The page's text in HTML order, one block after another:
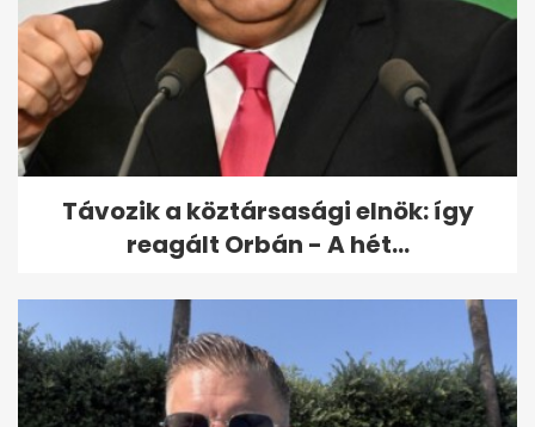
A túl „tiszta” kert ára: így
boríthatja fel az ökológiai...
Távozik a köztársasági elnök: így
reagált Orbán - A hét...